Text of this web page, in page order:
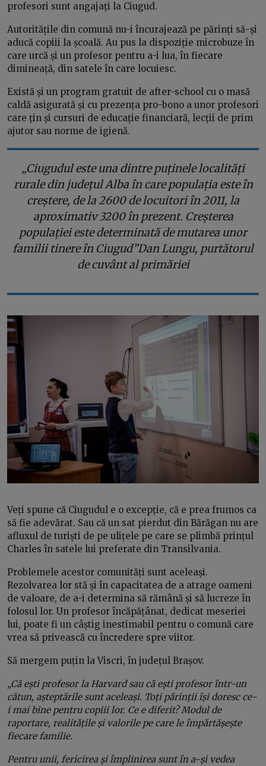
profesori sunt angajați la Ciugud.
Autoritățile din comună nu-i încurajează pe părinți să-și
aducă copiii la școală. Au pus la dispoziție microbuze în
care urcă și un profesor pentru a-i lua, în fiecare
dimineață, din satele în care locuiesc.
Există și un program gratuit de after-school cu o masă
caldă asigurată și cu prezența pro-bono a unor profesori
care țin și cursuri de educație financiară, lecții de prim
ajutor sau norme de igienă.
„Ciugudul este una dintre puținele localități
rurale din județul Alba în care populația este în
creștere, de la 2600 de locuitori în 2011, la
aproximativ 3200 în prezent. Creșterea
populației este determinată de mutarea unor
familii tinere în Ciugud”Dan Lungu, purtătorul
de cuvânt al primăriei
Veți spune că Ciugudul e o excepție, că e prea frumos ca
să fie adevărat. Sau că un sat pierdut din Bărăgan nu are
afluxul de turiști de pe ulițele pe care se plimbă prințul
Charles în satele lui preferate din Transilvania.
Problemele acestor comunități sunt aceleași.
Rezolvarea lor stă și în capacitatea de a atrage oameni
de valoare, de a-i determina să rămână și să lucreze în
folosul lor. Un profesor încăpățânat, dedicat meseriei
lui, poate fi un câștig inestimabil pentru o comună care
vrea să privească cu încredere spre viitor.
Să mergem puțin la Viscri, în județul Brașov.
„Că ești profesor la Harvard sau că ești profesor într-un
cătun, așteptările sunt aceleași. Toți părinții își doresc ce-
i mai bine pentru copiii lor. Ce e diferit? Modul de
raportare, realitățile și valorile pe care le împărtășește
fiecare familie.
Pentru unii, fericirea și împlinirea sunt în a-și vedea